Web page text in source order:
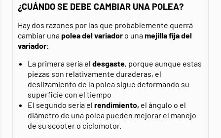
¿CUÁNDO SE DEBE CAMBIAR UNA POLEA?
Hay dos razones por las que probablemente querrá
cambiar unapolea del variador o unamejilla fija del
variador:
La primera sería el desgaste, porque aunque estas
piezas son relativamente duraderas, el
deslizamiento de la polea sigue deformando su
superficie con el tiempo
El segundo sería el rendimiento, el ángulo o el
diámetro de una polea pueden mejorar el manejo
de su scooter o ciclomotor.